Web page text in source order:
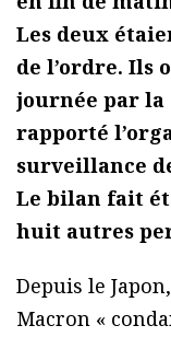
Les deux
de l’ordre. Ils
journée par la
rapporté
surveillance
Le bilan fait
huit autres
Depuis le
Macron «